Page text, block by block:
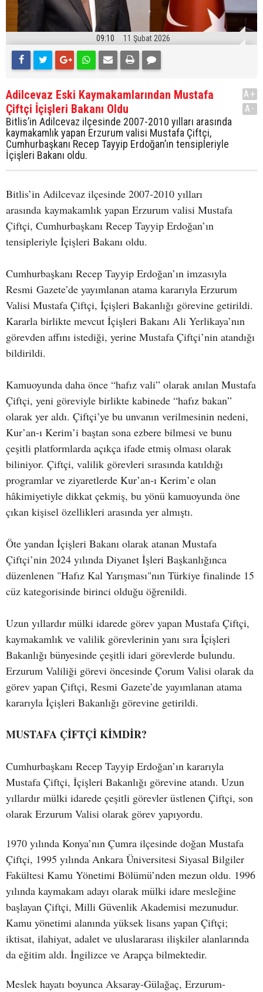
09:10 11 Şubat 2026
Adilcevaz Eski Kaymakamlarından Mustafa
Çiftçi İçişleri Bakanı Oldu
Bitlis’in Adilcevaz ilçesinde 2007-2010 yılları arasında
kaymakamlık yapan Erzurum valisi Mustafa Çiftçi,
Cumhurbaşkanı Recep Tayyip Erdoğan’ın tensipleriyle
İçişleri Bakanı oldu.
A+
A-
Bitlis’in Adilcevaz ilçesinde 2007-2010 yılları
arasında kaymakamlık yapan Erzurum valisi Mustafa
Çiftçi, Cumhurbaşkanı Recep Tayyip Erdoğan’ın
tensipleriyle İçişleri Bakanı oldu.
Cumhurbaşkanı Recep Tayyip Erdoğan’ın imzasıyla
Resmi Gazete’de yayımlanan atama kararıyla Erzurum
Valisi Mustafa Çiftçi, İçişleri Bakanlığı görevine getirildi.
Kararla birlikte mevcut İçişleri Bakanı Ali Yerlikaya’nın
görevden affını istediği, yerine Mustafa Çiftçi’nin atandığı
bildirildi.
Kamuoyunda daha önce “hafız vali” olarak anılan Mustafa
Çiftçi, yeni göreviyle birlikte kabinede “hafız bakan”
olarak yer aldı. Çiftçi’ye bu unvanın verilmesinin nedeni,
Kur’an-ı Kerim’i baştan sona ezbere bilmesi ve bunu
çeşitli platformlarda açıkça ifade etmiş olması olarak
biliniyor. Çiftçi, valilik görevleri sırasında katıldığı
programlar ve ziyaretlerde Kur’an-ı Kerim’e olan
hâkimiyetiyle dikkat çekmiş, bu yönü kamuoyunda öne
çıkan kişisel özellikleri arasında yer almıştı.
Öte yandan İçişleri Bakanı olarak atanan Mustafa
Çiftçi’nin 2024 yılında Diyanet İşleri Başkanlığınca
düzenlenen "Hafız Kal Yarışması"nın Türkiye finalinde 15
cüz kategorisinde birinci olduğu öğrenildi.
Uzun yıllardır mülki idarede görev yapan Mustafa Çiftçi,
kaymakamlık ve valilik görevlerinin yanı sıra İçişleri
Bakanlığı bünyesinde çeşitli idari görevlerde bulundu.
Erzurum Valiliği görevi öncesinde Çorum Valisi olarak da
görev yapan Çiftçi, Resmi Gazete’de yayımlanan atama
kararıyla İçişleri Bakanlığı görevine getirildi.
MUSTAFA ÇİFTÇİ KİMDİR?
Cumhurbaşkanı Recep Tayyip Erdoğan’ın kararıyla
Mustafa Çiftçi, İçişleri Bakanlığı görevine atandı. Uzun
yıllardır mülki idarede çeşitli görevler üstlenen Çiftçi, son
olarak Erzurum Valisi olarak görev yapıyordu.
1970 yılında Konya’nın Çumra ilçesinde doğan Mustafa
Çiftçi, 1995 yılında Ankara Üniversitesi Siyasal Bilgiler
Fakültesi Kamu Yönetimi Bölümü’nden mezun oldu. 1996
yılında kaymakam adayı olarak mülki idare mesleğine
başlayan Çiftçi, Milli Güvenlik Akademisi mezunudur.
Kamu yönetimi alanında yüksek lisans yapan Çiftçi;
iktisat, ilahiyat, adalet ve uluslararası ilişkiler alanlarında
da eğitim aldı. İngilizce ve Arapça bilmektedir.
Meslek hayatı boyunca Aksaray-Gülağaç, Erzurum-